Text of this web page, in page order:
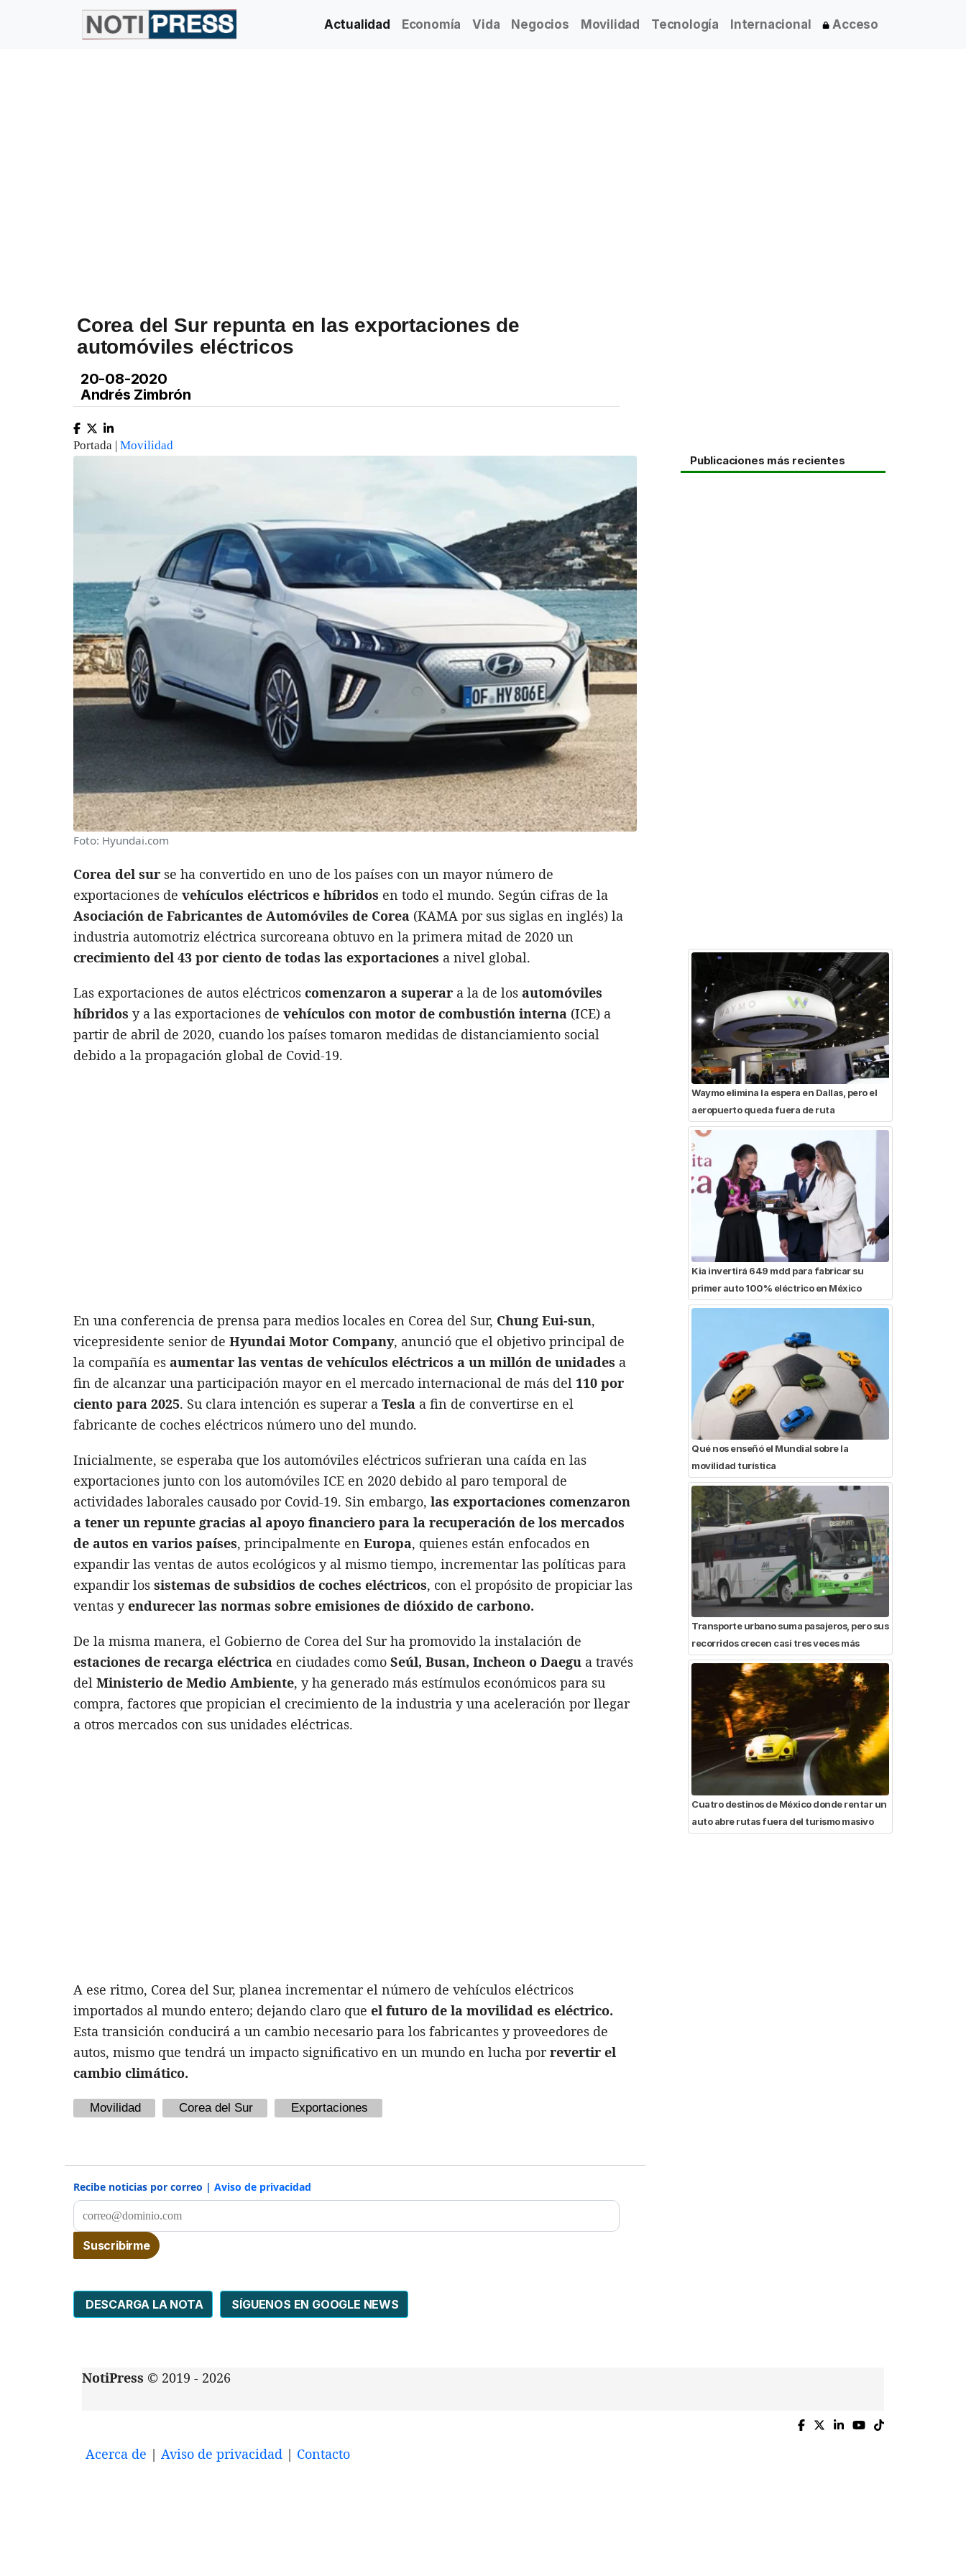
Actualidad Economía Vida Negocios Movilidad Tecnología Internacional Acceso
Corea del Sur repunta en las exportaciones de
automóviles eléctricos
20-08-2020
Andrés Zimbrón
Portada | Movilidad
Foto: Hyundai.com
Corea del sur se ha convertido en uno de los países con un mayor número de
exportaciones de vehículos eléctricos e híbridos en todo el mundo. Según cifras de la
Asociación de Fabricantes de Automóviles de Corea (KAMA por sus siglas en inglés) la
industria automotriz eléctrica surcoreana obtuvo en la primera mitad de 2020 un
crecimiento del 43 por ciento de todas las exportaciones a nivel global.
Las exportaciones de autos eléctricos comenzaron a superar a la de los automóviles
híbridos y a las exportaciones de vehículos con motor de combustión interna (ICE) a
partir de abril de 2020, cuando los países tomaron medidas de distanciamiento social
debido a la propagación global de Covid-19.
En una conferencia de prensa para medios locales en Corea del Sur, Chung Eui-sun,
vicepresidente senior de Hyundai Motor Company, anunció que el objetivo principal de
la compañía es aumentar las ventas de vehículos eléctricos a un millón de unidades a
fin de alcanzar una participación mayor en el mercado internacional de más del 110 por
ciento para 2025. Su clara intención es superar a Tesla a fin de convertirse en el
fabricante de coches eléctricos número uno del mundo.
Inicialmente, se esperaba que los automóviles eléctricos sufrieran una caída en las
exportaciones junto con los automóviles ICE en 2020 debido al paro temporal de
actividades laborales causado por Covid-19. Sin embargo, las exportaciones comenzaron
a tener un repunte gracias al apoyo financiero para la recuperación de los mercados
de autos en varios países, principalmente en Europa, quienes están enfocados en
expandir las ventas de autos ecológicos y al mismo tiempo, incrementar las políticas para
expandir los sistemas de subsidios de coches eléctricos, con el propósito de propiciar las
ventas yendurecer las normas sobre emisiones de dióxido de carbono.
De la misma manera, el Gobierno de Corea del Sur ha promovido la instalación de
estaciones de recarga eléctrica en ciudades como Seúl, Busan, Incheon o Daegu a través
del Ministerio de Medio Ambiente, y ha generado más estímulos económicos para su
compra, factores que propician el crecimiento de la industria y una aceleración por llegar
a otros mercados con sus unidades eléctricas.
A ese ritmo, Corea del Sur, planea incrementar el número de vehículos eléctricos
importados al mundo entero; dejando claro que el futuro de la movilidad es eléctrico.
Esta transición conducirá a un cambio necesario para los fabricantes y proveedores de
autos, mismo que tendrá un impacto significativo en un mundo en lucha porrevertir el
cambio climático.
Movilidad Corea del Sur Exportaciones
Recibe noticias por correo | Aviso de privacidad
DESCARGA LA NOTA SÍGUENOS EN GOOGLE NEWS
Publicaciones más recientes
Waymo elimina la espera en Dallas, pero el
aeropuerto queda fuera de ruta
Kia invertirá 649 mdd para fabricar su
primer auto 100% eléctrico en México
Qué nos enseñó el Mundial sobre la
movilidad turística
Transporte urbano suma pasajeros, pero sus
recorridos crecen casi tres veces más
Cuatro destinos de México donde rentar un
auto abre rutas fuera del turismo masivo
NotiPress © 2019 - 2026
Acerca de | Aviso de privacidad | Contacto